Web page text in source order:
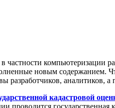
частности компьютеризации
новым содержанием.
разработчиков, аналитиков,
кадастровой
проводится государственная